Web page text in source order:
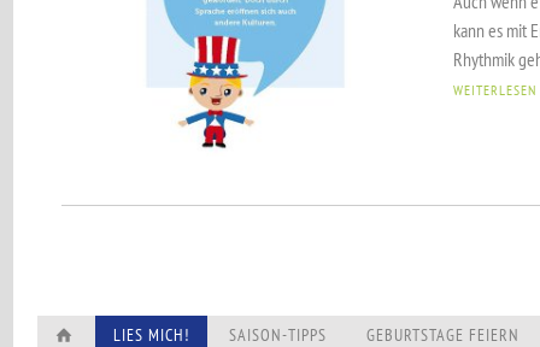
kann es mit
Rhythmik
WEITERLESEN
LIES MICH! SAISON-TIPPS GEBURTSTAGE FEIERN